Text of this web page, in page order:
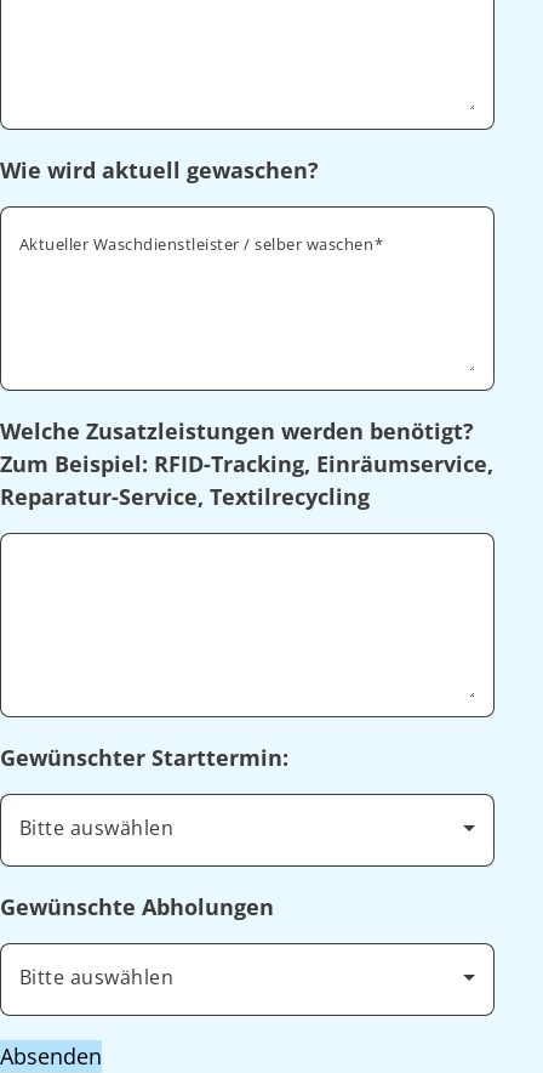
Wie wird aktuell gewaschen?
Aktueller Waschdienstleister / selber waschen
Welche Zusatzleistungen werden benötigt?
Zum Beispiel: RFID-Tracking, Einräumservice,
Reparatur-Service, Textilrecycling
Gewünschter Starttermin:
Bitte auswählen
Gewünschte Abholungen
Bitte auswählen
Absenden